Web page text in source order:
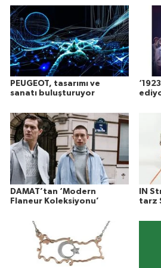
PEUGEOT, tasarımı ve
sanatı buluşturuyor
DAMAT’tan ‘Modern
Flaneur Koleksiyonu’
IN
tarz